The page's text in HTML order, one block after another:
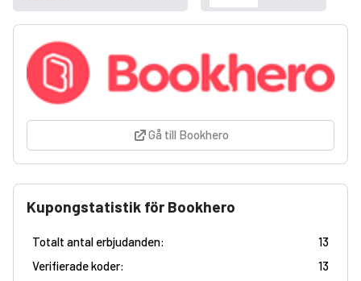
Gå till Bookhero
Kupongstatistik för Bookhero
Totalt antal erbjudanden:
13
Verifierade koder:
13